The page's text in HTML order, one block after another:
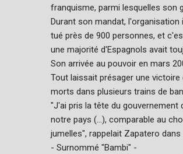
franquisme, parmi lesquelles son
Durant son mandat,
tué près de 900 personnes, et
une majorité d'Espagnols avait
Son arrivée au pouvoir en mars
Tout laissait présager une
morts dans plusieurs trains de
"J'ai pris la tête du
notre pays (...), comparable au
jumelles", rappelait Zapatero
- Surnommé "Bambi" -